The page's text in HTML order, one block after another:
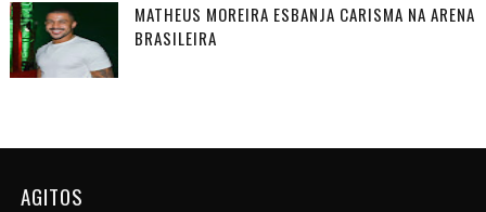
MATHEUS MOREIRA ESBANJA CARISMA NA ARENA
BRASILEIRA
AGITOS